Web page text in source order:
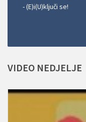
- (E)i(U)ključi se!
VIDEO NEDJELJE